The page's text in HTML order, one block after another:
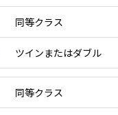
同等クラス
ツインまたはダブル
同等クラス